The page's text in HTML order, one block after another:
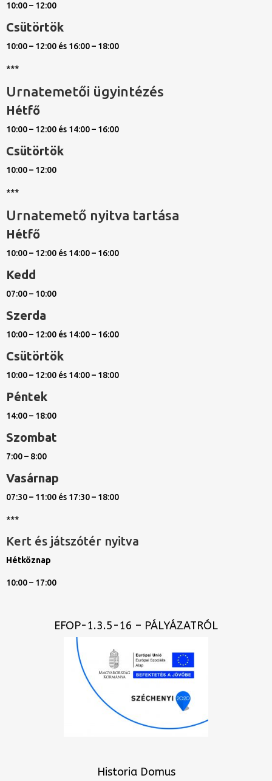
10:00 – 12:00
Csütörtök
10:00 – 12:00 és 16:00 – 18:00
***
Urnatemetői ügyintézés
Hétfő
10:00 – 12:00 és 14:00 – 16:00
Csütörtök
10:00 – 12:00
***
Urnatemető nyitva tartása
Hétfő
10:00 – 12:00 és 14:00 – 16:00
Kedd
07:00 – 10:00
Szerda
10:00 – 12:00 és 14:00 – 16:00
Csütörtök
10:00 – 12:00 és 14:00 – 18:00
Péntek
14:00 – 18:00
Szombat
7:00 – 8:00
Vasárnap
07:30 – 11:00 és 17:30 – 18:00
***
Kert és játszótér nyitva
Hétköznap
10:00 – 17:00
EFOP-1.3.5-16 – PÁLYÁZATRÓL
Historia Domus